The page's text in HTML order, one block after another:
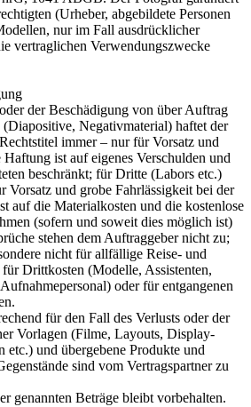
(Urheber, abgebildete Personen
nur im Fall ausdrücklicher
vertraglichen Verwendungszwecke
der Beschädigung von über Auftrag
Negativmaterial) haftet der
immer – nur für Vorsatz und
ist auf eigenes Verschulden und
beschränkt; für Dritte (Labors etc.)
Vorsatz und grobe Fahrlässigkeit bei der
auf die Materialkosten und die kostenlose
(sofern und soweit dies möglich ist)
stehen dem Auftraggeber nicht zu;
nicht für allfällige Reise- und
Drittkosten (Modelle, Assistenten,
oder für entgangenen
für den Fall des Verlusts oder der
Vorlagen (Filme, Layouts, Display-
etc.) und übergebene Produkte und
sind vom Vertragspartner zu
genannten Beträge bleibt vorbehalten.